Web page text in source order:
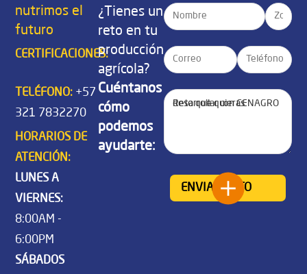
nutrimos el
futuro
CERTIFICACIONES:
TELÉFONO: +57
321 7832270
HORARIOS DE
ATENCIÓN:
LUNES A
VIERNES:
8:00AM -
6:00PM
SÁBADOS
¿Tienes un
reto en tu
producción
agrícola?
Cuéntanos
cómo
podemos
ayudarte: